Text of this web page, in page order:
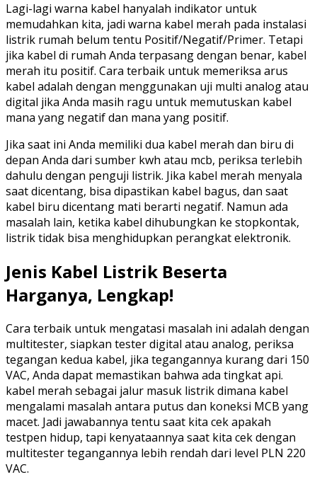
Lagi-lagi warna kabel hanyalah indikator untuk
memudahkan kita, jadi warna kabel merah pada instalasi
listrik rumah belum tentu Positif/Negatif/Primer. Tetapi
jika kabel di rumah Anda terpasang dengan benar, kabel
merah itu positif. Cara terbaik untuk memeriksa arus
kabel adalah dengan menggunakan uji multi analog atau
digital jika Anda masih ragu untuk memutuskan kabel
mana yang negatif dan mana yang positif.
Jika saat ini Anda memiliki dua kabel merah dan biru di
depan Anda dari sumber kwh atau mcb, periksa terlebih
dahulu dengan penguji listrik. Jika kabel merah menyala
saat dicentang, bisa dipastikan kabel bagus, dan saat
kabel biru dicentang mati berarti negatif. Namun ada
masalah lain, ketika kabel dihubungkan ke stopkontak,
listrik tidak bisa menghidupkan perangkat elektronik.
Jenis Kabel Listrik Beserta
Harganya, Lengkap!
Cara terbaik untuk mengatasi masalah ini adalah dengan
multitester, siapkan tester digital atau analog, periksa
tegangan kedua kabel, jika tegangannya kurang dari 150
VAC, Anda dapat memastikan bahwa ada tingkat api.​​​ ​
kabel merah sebagai jalur masuk listrik dimana kabel
mengalami masalah antara putus dan koneksi MCB yang
macet. Jadi jawabannya tentu saat kita cek apakah
testpen hidup, tapi kenyataannya saat kita cek dengan
multitester tegangannya lebih rendah dari level PLN 220
VAC.